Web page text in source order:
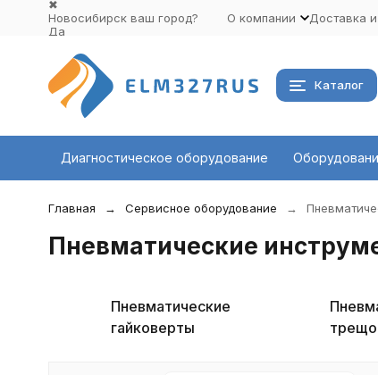
✖
Новосибирск ваш город?
Да
О компании Доставка и
Каталог
Диагностическое оборудование
Главная Сервисное оборудование
Пневматические
Пневматические
гайковерты